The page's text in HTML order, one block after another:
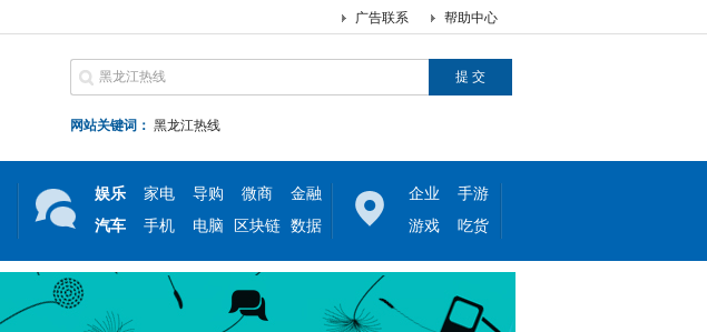
帮助中心
广告联系
网站关键词： 黑龙江热线
娱乐 家电 导购 微商
金融
汽车
手机 电脑 区块链 数据
企业
手游
游戏
吃货